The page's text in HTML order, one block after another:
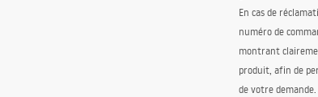
En cas de
numéro de
montrant
produit, afin de
de votre demande.